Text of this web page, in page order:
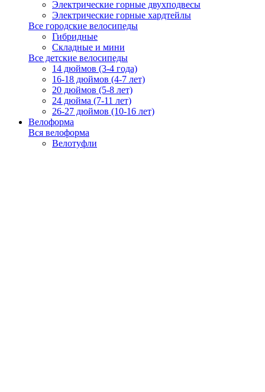
Электрические горные двухподвесы
Электрические горные хардтейлы
Все городские велосипеды
Гибридные
Складные и мини
Все детские велосипеды
14 дюймов (3-4 года)
16-18 дюймов (4-7 лет)
20 дюймов (5-8 лет)
24 дюйма (7-11 лет)
26-27 дюймов (10-16 лет)
Велоформа
Вся велоформа
Велотуфли